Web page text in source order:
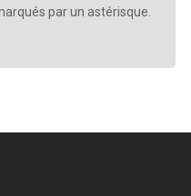
par un astérisque.